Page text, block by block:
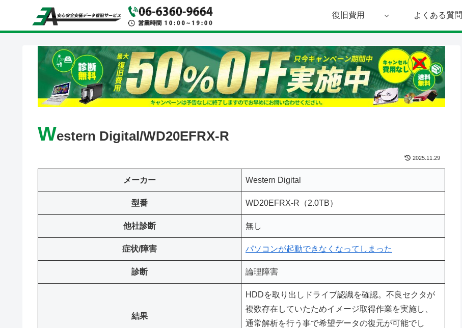
復旧費用 よくある質問
Western Digital/WD20EFRX-R
2025.11.29
メーカー Western Digital
型番 WD20EFRX-R（2.0TB）
他社診断 無し
症状/障害 パソコンが起動できなくなってしまった
診断 論理障害
結果
HDDを取り出しドライブ認識を確認。不良セクタが
複数存在していたためイメージ取得作業を実施し、
通常解析を行う事で希望データの復元が可能でし